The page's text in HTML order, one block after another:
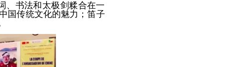
、书法和太极剑糅合在一
国传统文化的魅力；笛子